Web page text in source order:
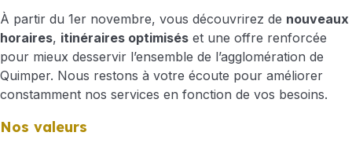
À partir du 1er novembre, vous découvrirez de nouveaux
horaires, itinéraires optimisés et une offre renforcée
pour mieux desservir l’ensemble de l’agglomération de
Quimper. Nous restons à votre écoute pour améliorer
constamment nos services en fonction de vos besoins.
Nos valeurs